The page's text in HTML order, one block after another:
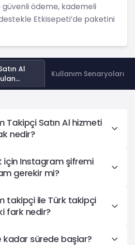
ödeme, kademeli
Etkisepeti’de paketini
Al
Kullanım Senaryoları
Takipçi Satın Al hizmeti
nedir?
için Instagram şifremi
gerekir mi?
takipçi ile Türk takipçi
fark nedir?
kadar sürede başlar?